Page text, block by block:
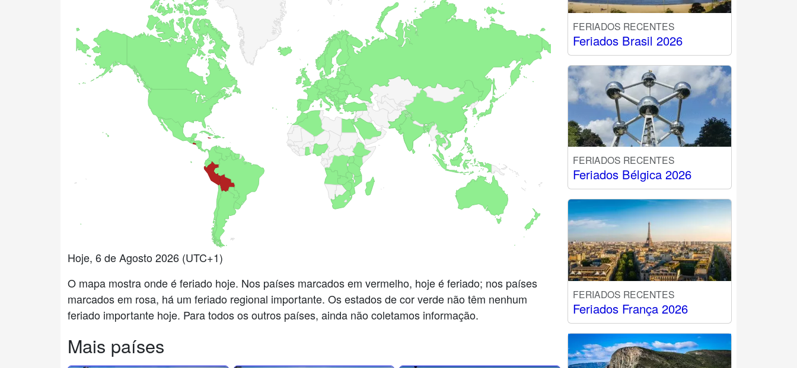
Hoje, 6 de Agosto 2026 (UTC+1)
O mapa mostra onde é feriado hoje. Nos países marcados em vermelho, hoje é feriado; nos países
marcados em rosa, há um feriado regional importante. Os estados de cor verde não têm nenhum
feriado importante hoje. Para todos os outros países, ainda não coletamos informação.
Mais países
FERIADOS RECENTES
Feriados Brasil 2026
FERIADOS RECENTES
Feriados Bélgica 2026
FERIADOS RECENTES
Feriados França 2026